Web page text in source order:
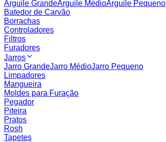
Arguile GrandeArguile MédioArguile Pequeno
Batedor de Carvão
Borrachas
Controladores
Filtros
Furadores
Jarros
Jarro GrandeJarro MédioJarro Pequeno
Limpadores
Mangueira
Moldes para Furação
Pegador
Piteira
Pratos
Rosh
Tapetes